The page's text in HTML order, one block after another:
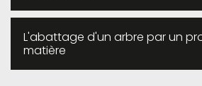
L'abattage d'un arbre par un
matière